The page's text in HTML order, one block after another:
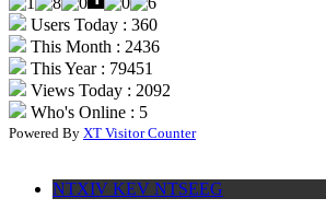
Users Today : 360
This Month : 2436
This Year : 79451
Views Today : 2092
Who's Online : 5
Powered By XT Visitor Counter
NTXIV KEV NTSEEG